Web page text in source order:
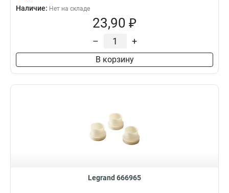
Наличие: Нет на складе
23,90 ₽
– +
В корзину
Legrand 666965